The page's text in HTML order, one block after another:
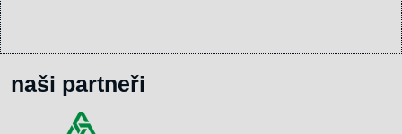
naši partneři